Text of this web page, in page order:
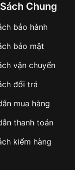
giá trị đơn
hàng hoặc
không mong
Chung
bảo hành
bảo mật
vận chuyển
đổi trả
mua hàng
thanh toán
kiểm hàng